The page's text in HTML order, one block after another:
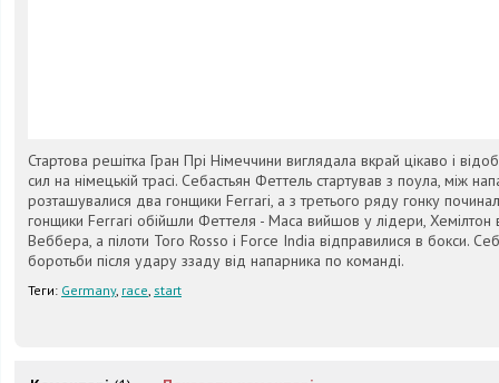
Стартова решітка Гран Прі Німеччини виглядала вкрай цікаво і
сил на німецькій трасі. Себастьян Феттель стартував з поула, між
розташувалися два гонщики Ferrari, а з третього ряду гонку
гонщики Ferrari обійшли Феттеля - Маса вийшов у лідери, Хемілтон
Веббера, а пілоти Toro Rosso і Force India відправилися в бокси.
боротьби після удару ззаду від напарника по команді.
Теги: Germany, race, start